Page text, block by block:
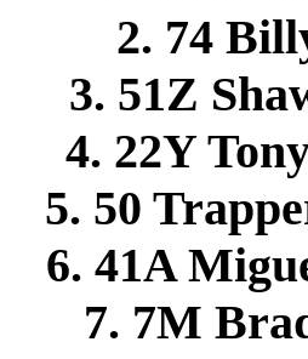
2. 74
3. 51Z
4. 22Y
5. 50
6. 41A
7. 7M